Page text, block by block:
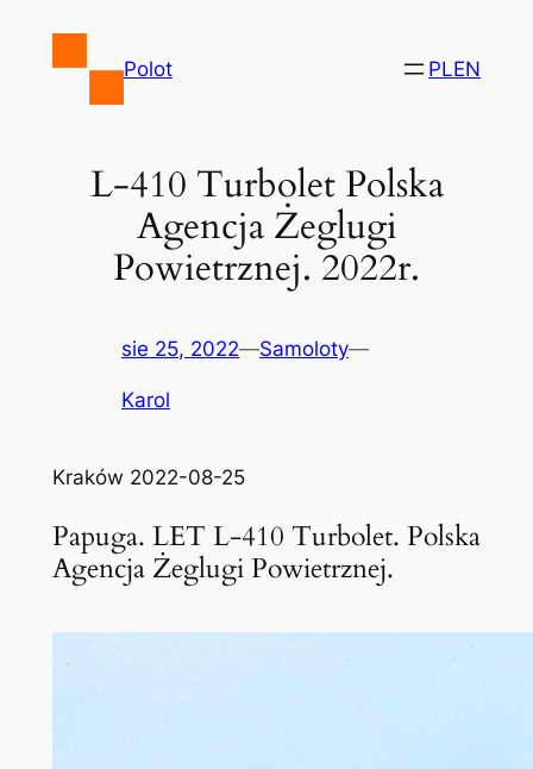
Polot PLEN
L-410 Turbolet Polska
Agencja Żeglugi
Powietrznej. 2022r.
sie 25, 2022—Samoloty—
Karol
Kraków 2022-08-25
Papuga. LET L-410 Turbolet. Polska
Agencja Żeglugi Powietrznej.